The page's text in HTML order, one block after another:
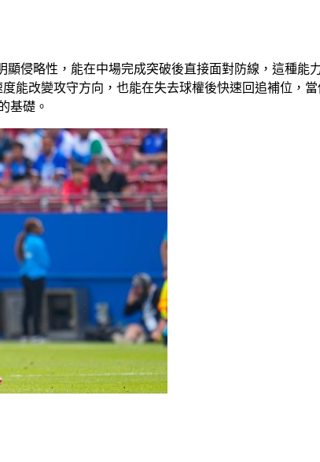
侵略性，能在中場完成突破後直接面對防線，這種能
能改變攻守方向，也能在失去球權後快速回追補位，
基礎。